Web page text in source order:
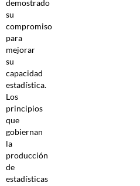
demostrado
su
compromiso
para
mejorar
su
capacidad
estadística.
Los
principios
que
gobiernan
la
producción
de
estadísticas